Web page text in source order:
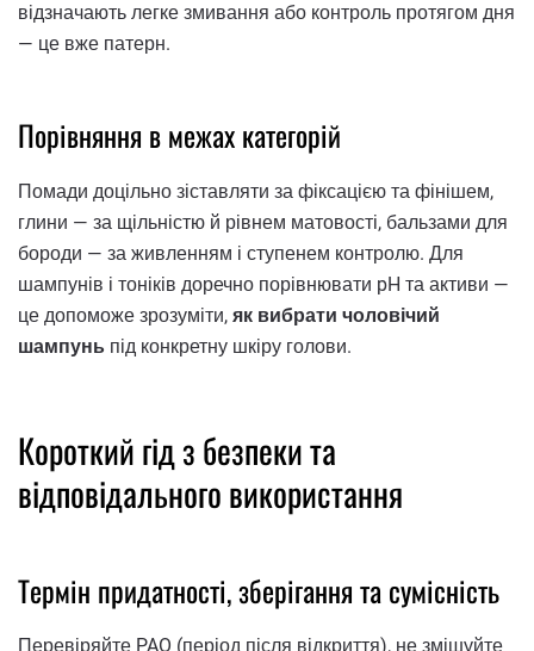
відзначають легке змивання або контроль протягом дня
— це вже патерн.
Порівняння в межах категорій
Помади доцільно зіставляти за фіксацією та фінішем,
глини — за щільністю й рівнем матовості, бальзами для
бороди — за живленням і ступенем контролю. Для
шампунів і тоніків доречно порівнювати pH та активи —
це допоможе зрозуміти, як вибрати чоловічий
шампунь під конкретну шкіру голови.
Короткий гід з безпеки та
відповідального використання
Термін придатності, зберігання та сумісність
Перевіряйте PAO (період після відкриття), не змішуйте